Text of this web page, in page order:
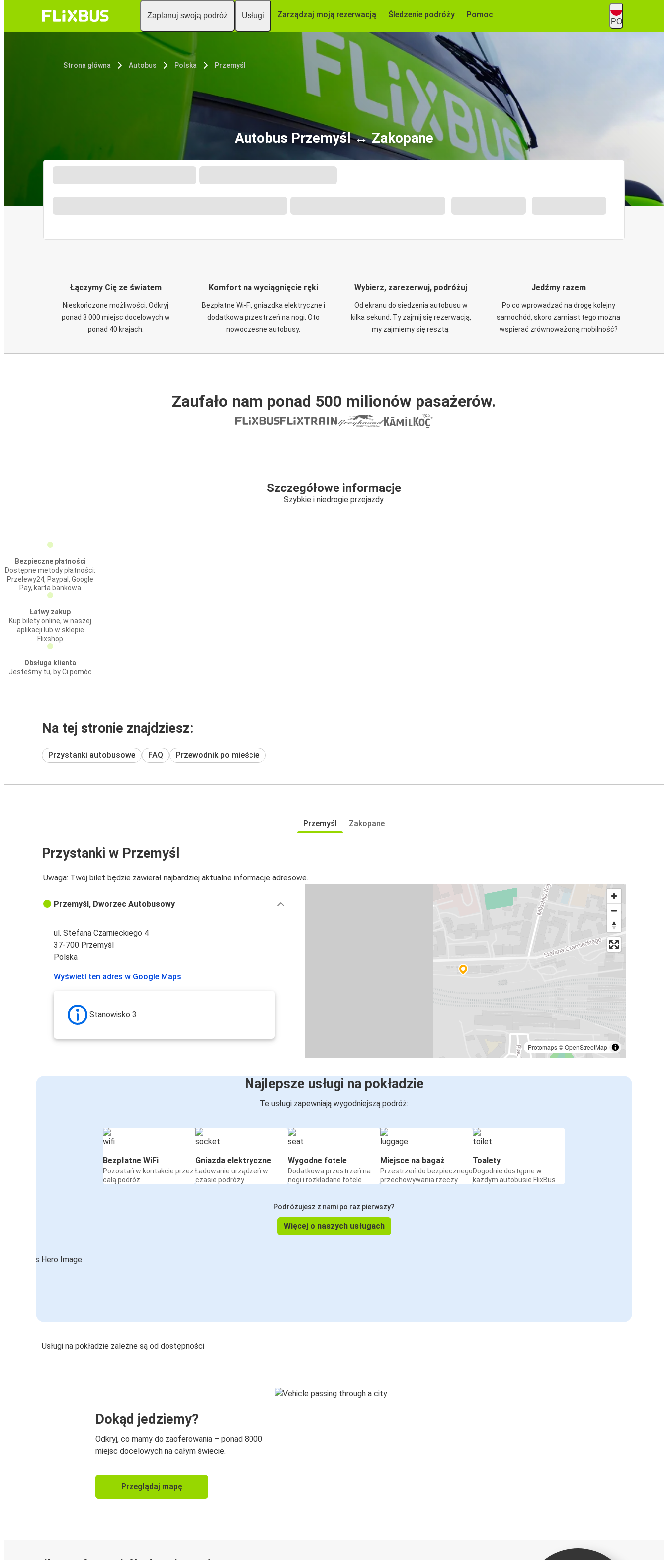
Zaplanuj swoją podróż Usługi Zarządzaj moją rezerwacją Śledzenie podróży Pomoc
PO
Strona główna Autobus Polska Przemyśl
Autobus Przemyśl ↔ Zakopane
Łączymy Cię ze światem
Nieskończone możliwości. Odkryj
ponad 8 000 miejsc docelowych w
ponad 40 krajach.
Komfort na wyciągnięcie ręki
Bezpłatne Wi-Fi, gniazdka elektryczne i
dodatkowa przestrzeń na nogi. Oto
nowoczesne autobusy.
Wybierz, zarezerwuj, podróżuj
Od ekranu do siedzenia autobusu w
kilka sekund. Ty zajmij się rezerwacją,
my zajmiemy się resztą.
Jedźmy razem
Po co wprowadzać na drogę kolejny
samochód, skoro zamiast tego można
wspierać zrównoważoną mobilność?
Zaufało nam ponad 500 milionów pasażerów.
Szczegółowe informacje
Szybkie i niedrogie przejazdy.
Bezpieczne płatności
Dostępne metody płatności:
Przelewy24, Paypal, Google
Pay, karta bankowa
Łatwy zakup
Kup bilety online, w naszej
aplikacji lub w sklepie
Flixshop
Obsługa klienta
Jesteśmy tu, by Ci pomóc
Na tej stronie znajdziesz:
Przystanki autobusowe FAQ Przewodnik po mieście
Przemyśl Zakopane
Przystanki w Przemyśl
Uwaga: Twój bilet będzie zawierał najbardziej aktualne informacje adresowe.
Protomaps©OpenStreetMap
Przemyśl, Dworzec Autobusowy
ul. Stefana Czarnieckiego 4
37-700 Przemyśl
Polska
Wyświetl ten adres w Google Maps
Stanowisko 3
Najlepsze usługi na pokładzie
Te usługi zapewniają wygodniejszą podróż:
Bezpłatne WiFi
Pozostań w kontakcie przez
całą podróż
Gniazda elektryczne
Ładowanie urządzeń w
czasie podróży
Wygodne fotele
Dodatkowa przestrzeń na
nogi i rozkładane fotele
Miejsce na bagaż
Przestrzeń do bezpiecznego
przechowywania rzeczy
Toalety
Dogodnie dostępne w
każdym autobusie FlixBus
Podróżujesz z nami po raz pierwszy?
Więcej o naszych usługach
Usługi na pokładzie zależne są od dostępności
Dokąd jedziemy?
Odkryj, co mamy do zaoferowania – ponad 8000
miejsc docelowych na całym świecie.
Przeglądaj mapę